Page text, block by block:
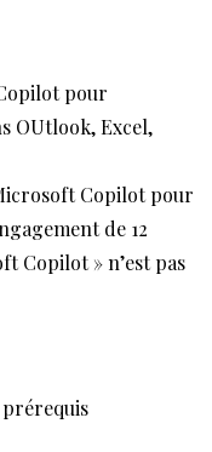
pour
OUtlook, Excel,
Copilot pour
de 12
Copilot » n’est pas